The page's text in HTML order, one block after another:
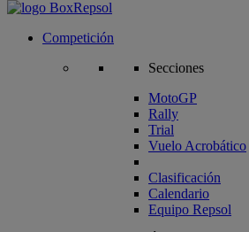
Competición
Secciones
MotoGP
Rally
Trial
Vuelo Acrobático
Clasificación
Calendario
Equipo Repsol